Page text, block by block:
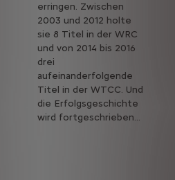
erringen. Zwischen
2003 und 2012 holte
sie 8 Titel in der WRC
und von 2014 bis 2016
drei
aufeinanderfolgende
Titel in der WTCC. Und
die Erfolgsgeschichte
wird fortgeschrieben...